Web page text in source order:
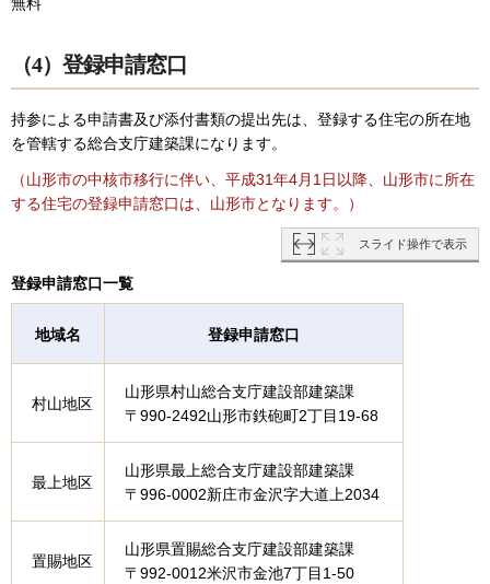
（4）登録申請窓口
持参による申請書及び添付書類の提出先は、登録する住宅の所在地
を管轄する総合支庁建築課になります。
（山形市の中核市移行に伴い、平成31年4月1日以降、山形市に所在
する住宅の登録申請窓口は、山形市となります。）
スライド操作で表示
登録申請窓口一覧
地域名 登録申請窓口
村山地区
山形県村山総合支庁建設部建築課
〒990-2492山形市鉄砲町2丁目19-68
最上地区
山形県最上総合支庁建設部建築課
〒996-0002新庄市金沢字大道上2034
置賜地区
山形県置賜総合支庁建設部建築課
〒992-0012米沢市金池7丁目1-50